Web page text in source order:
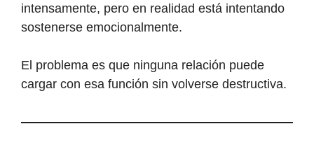
intensamente, pero en realidad está intentando
sostenerse emocionalmente.
El problema es que ninguna relación puede
cargar con esa función sin volverse destructiva.